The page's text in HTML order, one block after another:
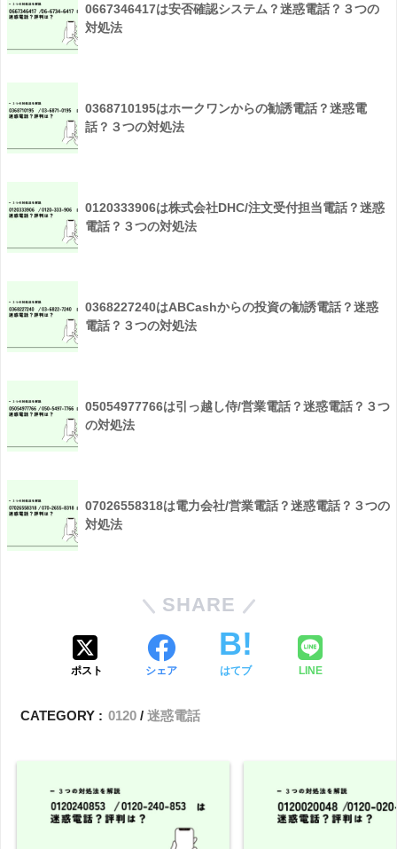
0667346417は安否確認システム？迷惑電話？３つの
対処法
0368710195はホークワンからの勧誘電話？迷惑電
話？３つの対処法
0120333906は株式会社DHC/注文受付担当電話？迷惑
電話？３つの対処法
0368227240はABCashからの投資の勧誘電話？迷惑
電話？３つの対処法
05054977766は引っ越し侍/営業電話？迷惑電話？３つ
の対処法
07026558318は電力会社/営業電話？迷惑電話？３つの
対処法
SHARE
ポスト シェア はてブ LINE
CATEGORY : 0120 迷惑電話